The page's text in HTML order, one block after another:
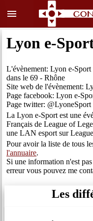
menu
Lyon e-
L'évènement: Lyon e-
dans le 69 - Rhône
Site web de l'évènement:
Page facebook: Lyon e-
Page twitter: @LyoneSport
La Lyon e-Sport est une
Français de League of
une LAN esport sur
Pour avoir la liste de tous
l'annuaire.
Si une information n'est
erreur vous pouvez me
Les